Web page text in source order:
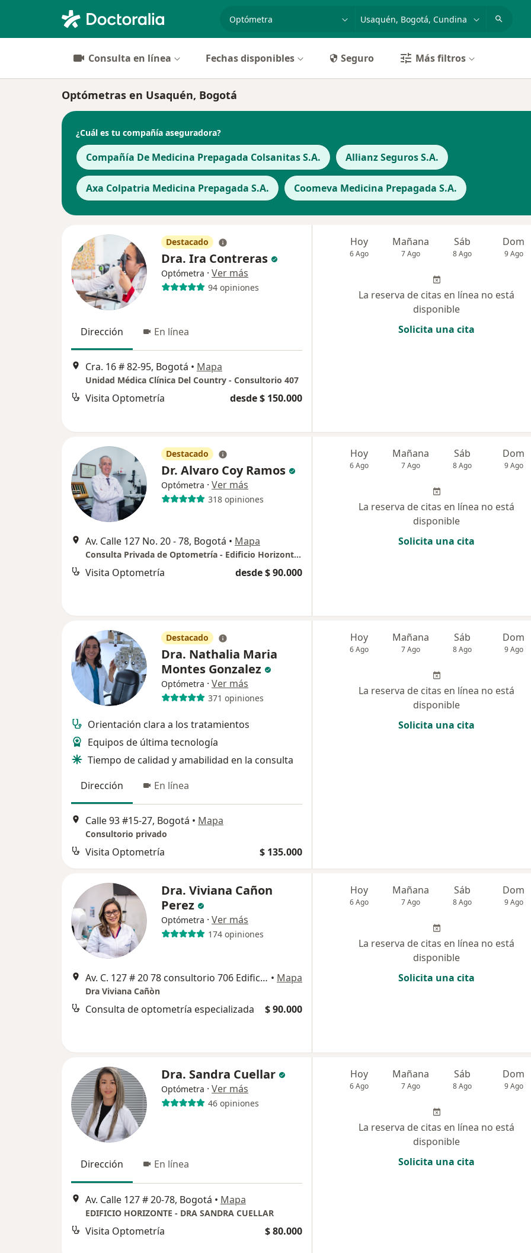
especialidad, enfermedad o nombre
p. ej. Bogotá
Consulta en línea Fechas disponibles Seguro Más filtros
Optómetras en Usaquén, Bogotá
¿Cuál es tu compañía aseguradora?
Compañía De Medicina Prepagada Colsanitas S.A. Allianz Seguros S.A.
Axa Colpatria Medicina Prepagada S.A. Coomeva Medicina Prepagada S.A.
Destacado
Dra. Ira Contreras
Optómetra · Ver más
94 opiniones
Dirección En línea
Cra. 16 # 82-95, Bogotá • Mapa
Unidad Médica Clínica Del Country - Consultorio 407
Visita Optometría desde $ 150.000
Hoy
6 Ago
Mañana
7 Ago
Sáb
8 Ago
Dom
9 Ago
La reserva de citas en línea no está
disponible
Solicita una cita
Destacado
Dr. Alvaro Coy Ramos
Optómetra · Ver más
318 opiniones
Av. Calle 127 No. 20 - 78, Bogotá • Mapa
Consulta Privada de Optometría - Edificio Horizonte Health Resources Consultorio 509
Visita Optometría desde $ 90.000
Hoy
6 Ago
Mañana
7 Ago
Sáb
8 Ago
Dom
9 Ago
La reserva de citas en línea no está
disponible
Solicita una cita
Destacado
Dra. Nathalia Maria
Montes Gonzalez
Optómetra · Ver más
371 opiniones
Orientación clara a los tratamientos
Equipos de última tecnología
Tiempo de calidad y amabilidad en la consulta
Dirección
En línea
Calle 93 #15-27, Bogotá • Mapa
Consultorio privado
Visita Optometría $ 135.000
Hoy
6 Ago
Mañana
7 Ago
Sáb
8 Ago
Dom
9 Ago
La reserva de citas en línea no está
disponible
Solicita una cita
Dra. Viviana Cañon
Perez
Optómetra · Ver más
174 opiniones
Av. C. 127 # 20 78 consultorio 706 Edificio Horizonte, Bogotá • Mapa
Dra Viviana Cañòn
Consulta de optometría especializada $ 90.000
Hoy
6 Ago
Mañana
7 Ago
Sáb
8 Ago
Dom
9 Ago
La reserva de citas en línea no está
disponible
Solicita una cita
Dra. Sandra Cuellar
Optómetra · Ver más
46 opiniones
Dirección En línea
Av. Calle 127 # 20-78, Bogotá • Mapa
EDIFICIO HORIZONTE - DRA SANDRA CUELLAR
Visita Optometría $ 80.000
Hoy
6 Ago
Mañana
7 Ago
Sáb
8 Ago
Dom
9 Ago
La reserva de citas en línea no está
disponible
Solicita una cita